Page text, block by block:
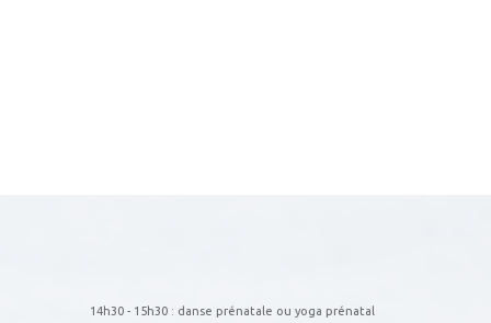
14h30 - 15h30 : danse prénatale ou yoga prénatal